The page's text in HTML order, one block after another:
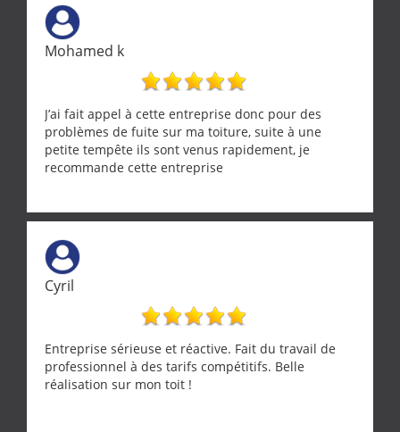
Mohamed k
J’ai fait appel à cette entreprise donc pour des
problèmes de fuite sur ma toiture, suite à une
petite tempête ils sont venus rapidement, je
recommande cette entreprise
Cyril
Entreprise sérieuse et réactive. Fait du travail de
professionnel à des tarifs compétitifs. Belle
réalisation sur mon toit !